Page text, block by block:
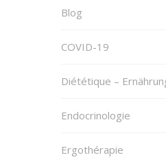
Blog
COVID-19
Diététique –
Endocrinologie
Ergothérapie